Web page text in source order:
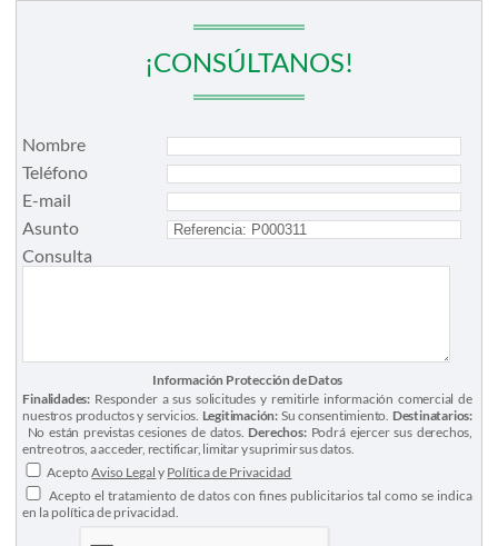
¡CONSÚLTANOS!
Nombre
Teléfono
E-mail
Asunto
Consulta
Información Protección de Datos
Finalidades: Responder a sus solicitudes y remitirle información comercial de
nuestros productos y servicios. Legitimación: Su consentimiento. Destinatarios:
No están previstas cesiones de datos. Derechos:Podrá ejercer sus derechos,
entre otros, a acceder, rectificar, limitar y suprimir sus datos.
AceptoAviso Legal y Política de Privacidad
Acepto el tratamiento de datos con fines publicitarios tal como se indica
en la política de privacidad.